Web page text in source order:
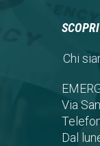
Chi
Via
Dal